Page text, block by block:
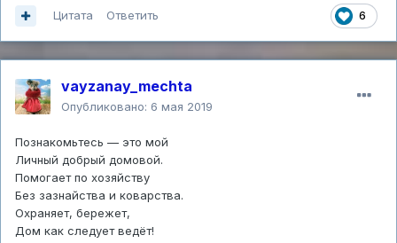
6
Цитата Ответить
vayzanay_mechta
Опубликовано: 6 мая 2019
Познакомьтесь — это мой
Личный добрый домовой.
Помогает по хозяйству
Без зазнайства и коварства.
Охраняет, бережет,
Дом как следует ведёт!